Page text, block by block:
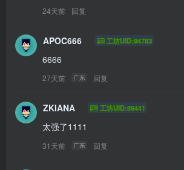
24天前 回复
APOC666 工坊UID:94783
6666
27天前 广东 回复
ZKIANA 工坊UID:89441
太强了1111
31天前 广东 回复